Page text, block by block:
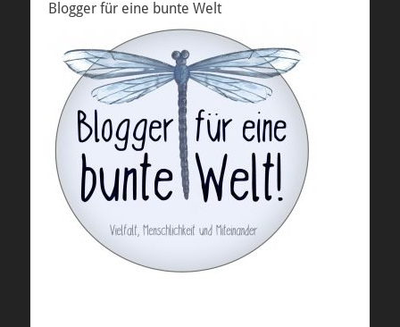
Blogger für eine bunte Welt